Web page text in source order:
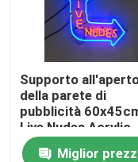
Supporto
della parete di
pubblicità
Live Nudes Acrylic
Neon Sign
Miglior